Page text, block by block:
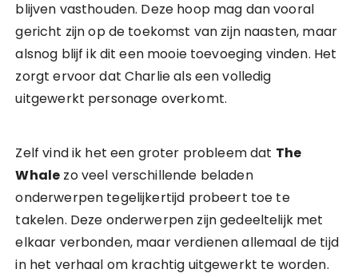
blijven vasthouden. Deze hoop mag dan vooral
gericht zijn op de toekomst van zijn naasten, maar
alsnog blijf ik dit een mooie toevoeging vinden. Het
zorgt ervoor dat Charlie als een volledig
uitgewerkt personage overkomt.
Zelf vind ik het een groter probleem dat The
Whale zo veel verschillende beladen
onderwerpen tegelijkertijd probeert toe te
takelen. Deze onderwerpen zijn gedeeltelijk met
elkaar verbonden, maar verdienen allemaal de tijd
in het verhaal om krachtig uitgewerkt te worden.